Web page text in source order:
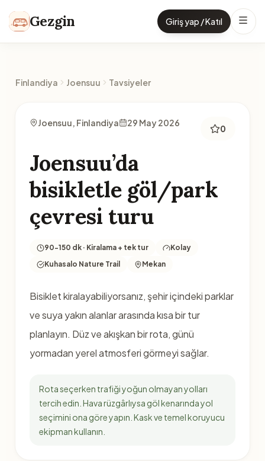
Gezgin Giriş yap / Katıl
Finlandiya Joensuu Tavsiyeler
Joensuu, Finlandiya 29 May 2026
0
Joensuu’da
bisikletle göl/park
çevresi turu
90-150 dk · Kiralama + tek tur
Kolay
Kuhasalo Nature Trail
Mekan
Bisiklet kiralayabiliyorsanız, şehir içindeki parklar
ve suya yakın alanlar arasında kısa bir tur
planlayın. Düz ve akışkan bir rota, günü
yormadan yerel atmosferi görmeyi sağlar.
Rota seçerken trafiği yoğun olmayan yolları
tercih edin. Hava rüzgârlıysa göl kenarında yol
seçimini ona göre yapın. Kask ve temel koruyucu
ekipman kullanın.